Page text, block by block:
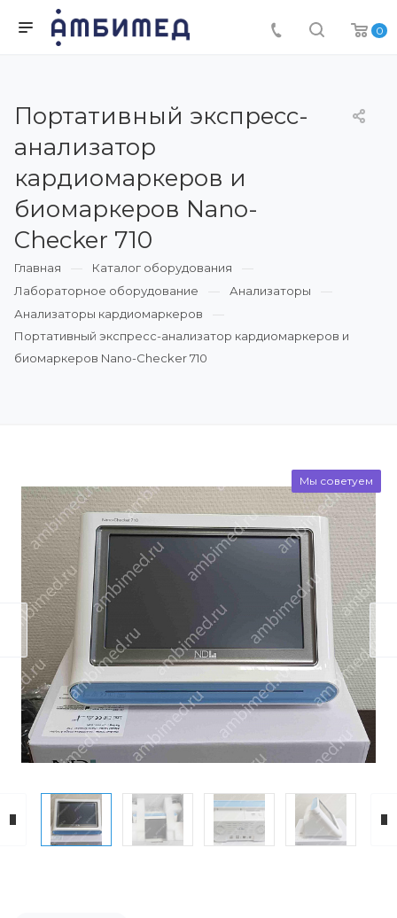
0
Портативный экспресс-
анализатор
кардиомаркеров и
биомаркеров Nano-
Checker 710
Главная
Каталог оборудования
Лабораторное оборудование
Анализаторы
Анализаторы кардиомаркеров
Портативный экспресс-анализатор кардиомаркеров и
биомаркеров Nano-Checker 710
Мы советуем